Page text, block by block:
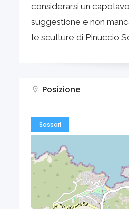
considerarsi un
suggestione e non
le sculture di Pinuccio
Posizione
Sassari